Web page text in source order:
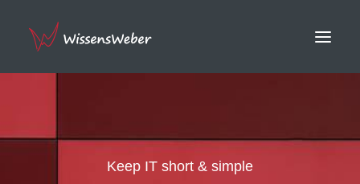
Keep IT short & simple